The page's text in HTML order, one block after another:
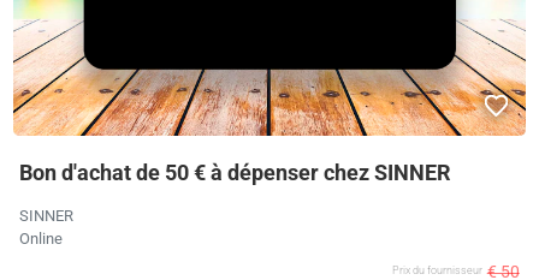
Bon d'achat de 50 € à dépenser chez SINNER
SINNER
Online
Prix ​​du fournisseur € 50